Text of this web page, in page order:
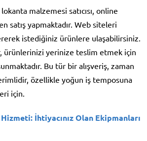
malzemesi satıcısı, online
satış yapmaktadır. Web siteleri
istediğiniz ürünlere ulaşabilirsiniz.
ürünlerinizi yerinize teslim etmek için
Bu tür bir alışveriş, zaman
özellikle yoğun iş temposuna
için.
İhtiyacınız Olan Ekipmanları